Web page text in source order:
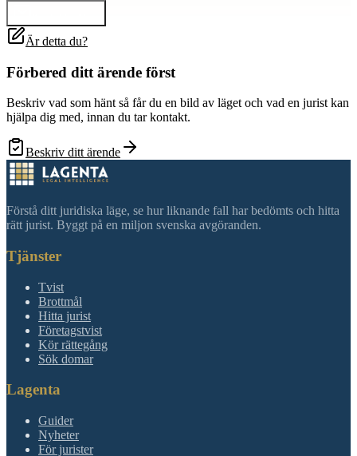
Är detta du?
Förbered ditt ärende först
Beskriv vad som hänt så får du en bild av läget och vad en jurist kan
hjälpa dig med, innan du tar kontakt.
Beskriv ditt ärende
Förstå ditt juridiska läge, se hur liknande fall har bedömts och hitta
rätt jurist. Byggt på en miljon svenska avgöranden.
Tjänster
Tvist
Brottmål
Hitta jurist
Företagstvist
Kör rättegång
Sök domar
Lagenta
Guider
Nyheter
För jurister